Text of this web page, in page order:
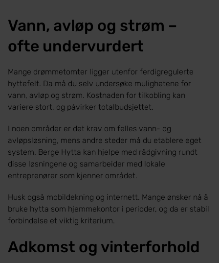
Vann, avløp og strøm –
ofte undervurdert
Mange drømmetomter ligger utenfor ferdigregulerte
hyttefelt. Da må du selv undersøke mulighetene for
vann, avløp og strøm. Kostnaden for tilkobling kan
variere stort, og påvirker totalbudsjettet.
I noen områder er det krav om felles vann- og
avløpsløsning, mens andre steder må du etablere eget
system. Berge Hytta kan hjelpe med rådgivning rundt
disse løsningene og samarbeider med lokale
entreprenører som kjenner området.
Husk også mobildekning og internett. Mange ønsker nå å
bruke hytta som hjemmekontor i perioder, og da er stabil
forbindelse et viktig kriterium.
Adkomst og vinterforhold